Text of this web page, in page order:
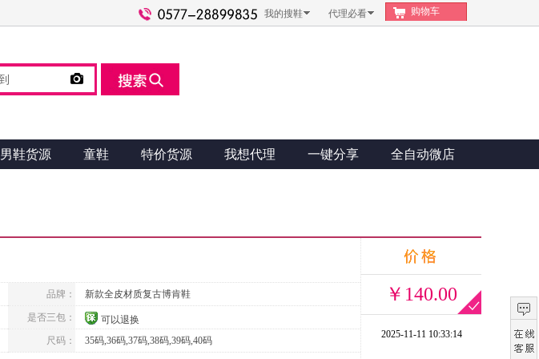
我的搜鞋 代理必看 购物车

男鞋货源 童鞋 特价货源 我想代理 一键分享 全自动微店
￥140.00
2025-11-11 10:33:14
品牌： 新款全皮材质复古博肯鞋
是否三包：
可以退换
尺码： 35码,36码,37码,38码,39码,40码